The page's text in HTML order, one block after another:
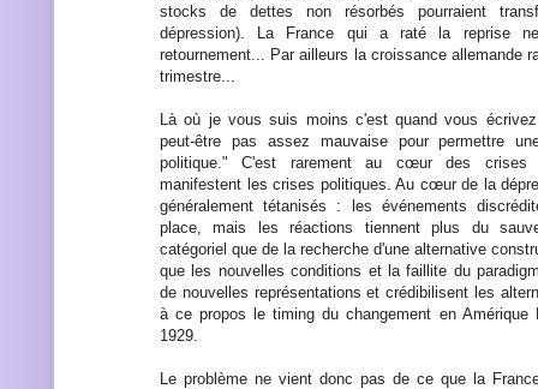
stocks de dettes non résorbés pourraient
dépression). La France qui a raté la reprise
retournement... Par ailleurs la croissance allemande
trimestre...
Là où je vous suis moins c'est quand vous
peut-être pas assez mauvaise pour permettre
politique." C'est rarement au cœur des crises
manifestent les crises politiques. Au cœur de la
généralement tétanisés : les événements
place, mais les réactions tiennent plus du
catégoriel que de la recherche d'une alternative
que les nouvelles conditions et la faillite du
de nouvelles représentations et crédibilisent les
à ce propos le timing du changement en Amérique
1929.
Le problème ne vient donc pas de ce que la